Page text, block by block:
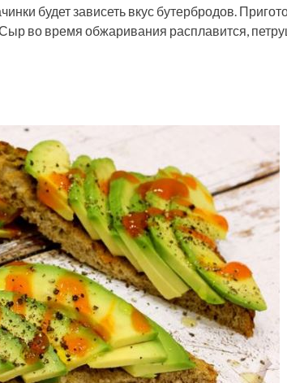
будет зависеть вкус бутербродов.
во время обжаривания расплавится,